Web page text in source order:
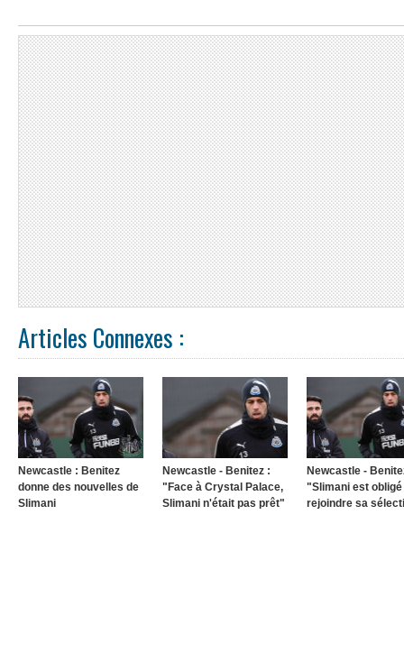
Articles Connexes :
Newcastle : Benitez
donne des nouvelles de
Slimani
Newcastle - Benitez :
"Face à Crystal Palace,
Slimani n'était pas prêt"
Newcastle -
"Slimani est obligé
rejoindre sa